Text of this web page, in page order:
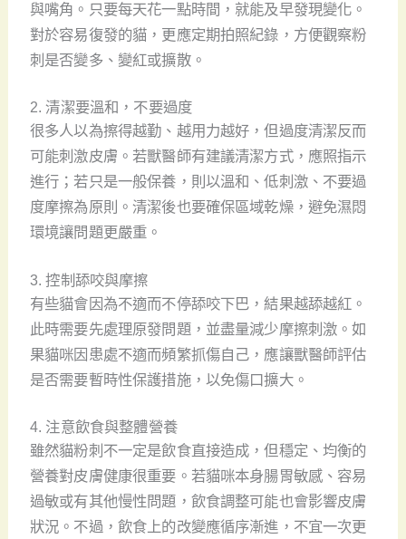
與嘴角。只要每天花一點時間，就能及早發現變化。
對於容易復發的貓，更應定期拍照紀錄，方便觀察粉
刺是否變多、變紅或擴散。
2. 清潔要溫和，不要過度
很多人以為擦得越勤、越用力越好，但過度清潔反而
可能刺激皮膚。若獸醫師有建議清潔方式，應照指示
進行；若只是一般保養，則以溫和、低刺激、不要過
度摩擦為原則。清潔後也要確保區域乾燥，避免濕悶
環境讓問題更嚴重。
3. 控制舔咬與摩擦
有些貓會因為不適而不停舔咬下巴，結果越舔越紅。
此時需要先處理原發問題，並盡量減少摩擦刺激。如
果貓咪因患處不適而頻繁抓傷自己，應讓獸醫師評估
是否需要暫時性保護措施，以免傷口擴大。
4. 注意飲食與整體營養
雖然貓粉刺不一定是飲食直接造成，但穩定、均衡的
營養對皮膚健康很重要。若貓咪本身腸胃敏感、容易
過敏或有其他慢性問題，飲食調整可能也會影響皮膚
狀況。不過，飲食上的改變應循序漸進，不宜一次更